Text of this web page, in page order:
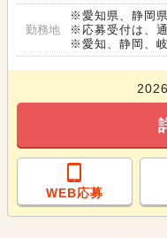
勤務地
※愛知県、静岡
※応募受付は、
※愛知、静岡、
WEB応募